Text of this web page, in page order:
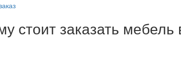
стоит заказать